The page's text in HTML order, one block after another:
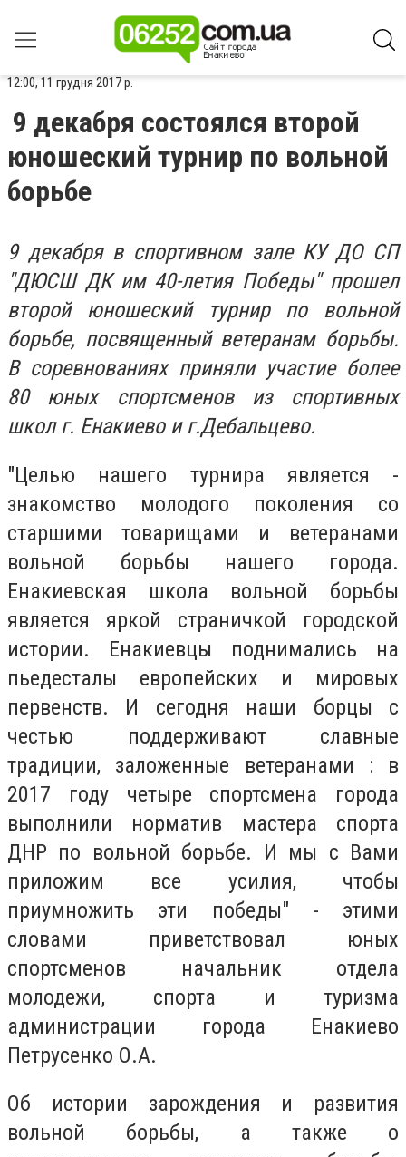
12:00, 11 грудня 2017 р.
9 декабря состоялся второй
юношеский турнир по вольной
борьбе
9 декабря в спортивном зале КУ ДО СП
"ДЮСШ ДК им 40-летия Победы" прошел
второй юношеский турнир по вольной
борьбе, посвященный ветеранам борьбы.
В соревнованиях приняли участие более
80 юных спортсменов из спортивных
школ г. Енакиево и г.Дебальцево.
"Целью нашего турнира является -
знакомство молодого поколения со
старшими товарищами и ветеранами
вольной борьбы нашего города.
Енакиевская школа вольной борьбы
является яркой страничкой городской
истории. Енакиевцы поднимались на
пьедесталы европейских и мировых
первенств. И сегодня наши борцы с
честью поддерживают славные
традиции, заложенные ветеранами : в
2017 году четыре спортсмена города
выполнили норматив мастера спорта
ДНР по вольной борьбе. И мы с Вами
приложим все усилия, чтобы
приумножить эти победы" - этими
словами приветствовал юных
спортсменов начальник отдела
молодежи, спорта и туризма
администрации города Енакиево
Петрусенко О.А.
Об истории зарождения и развития
вольной борьбы, а также о